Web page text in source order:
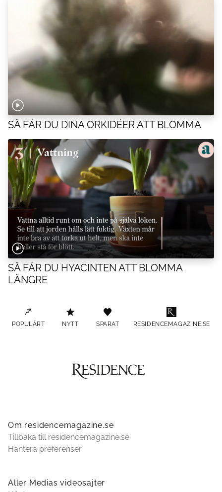
SÅ FÅR DU DINA ORKIDÉER ATT BLOMMA
SÅ FÅR DU HYACINTEN ATT BLOMMA
LÄNGRE
POPULÄRT NYTT SPARAT RESIDENCEMAGAZINE.SE
Om residencemagazine.se
Tillbaka till residencemagazine.se
Hantera preferenser
Aller Medias videosajter